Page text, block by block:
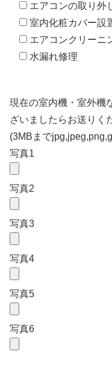
エアコンの取り外
室内化粧カバー設
エアコンクリーニ
水漏れ修理
現在の室内機・室外機
ざいましたらお送りく
(3MBまで
写真1
写真2
写真3
写真4
写真5
写真6